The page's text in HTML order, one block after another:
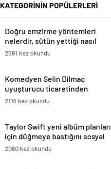
KATEGORİNİN POPÜLERLERİ
Doğru emzirme yöntemleri
nelerdir, sütün yettiği nasıl
anlaşılır?
2581 kez okundu
Komedyen Selin Dilmaç
uyuşturucu ticaretinden
tutuklandı
2116 kez okundu
Taylor Swift yeni albüm planları
için düğmeye bastığını sosyal
medyadan duyurdu!
2080 kez okundu